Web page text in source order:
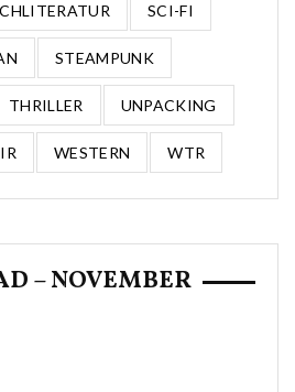
SCI-FI
STEAMPUNK
THRILLER UNPACKING
WESTERN WTR
– NOVEMBER